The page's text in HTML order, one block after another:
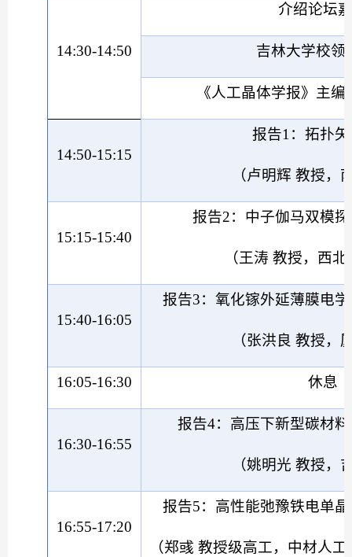
14:30-14:50
介绍论坛
吉林大学校领
《人工晶体学报》主
14:50-15:15
报告1：拓扑
（卢明辉 教授，
15:15-15:40
报告2：中子伽马双模
（王涛 教授，西北
15:40-16:05
报告3：氧化镓外延薄膜电
（张洪良 教授，
16:05-16:30 休息
16:30-16:55
报告4：高压下新型碳材
（姚明光 教授，
16:55-17:20
报告5：高性能弛豫铁电单
（郑彧 教授级高工，中材人